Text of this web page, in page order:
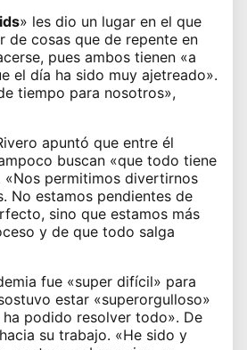
» les dio un lugar en el que
de cosas que de repente en
pues ambos tienen «a
el día ha sido muy ajetreado».
tiempo para nosotros»,
apuntó que entre él
buscan «que todo tiene
permitimos divertirnos
No estamos pendientes de
sino que estamos más
y de que todo salga
fue «super difícil» para
estar «superorgulloso»
podido resolver todo». De
su trabajo. «He sido y